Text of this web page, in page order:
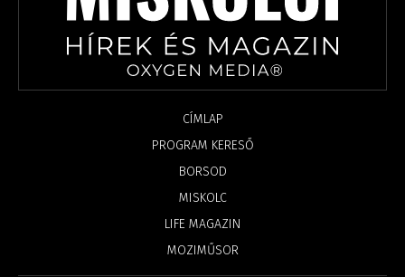
CÍMLAP
PROGRAM KERESŐ
BORSOD
MISKOLC
LIFE MAGAZIN
MOZIMŰSOR